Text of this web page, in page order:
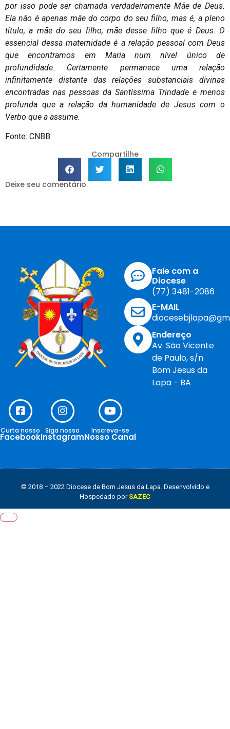
por isso pode ser chamada verdadeiramente Mãe de Deus.
Ela não é apenas mãe do corpo do seu filho, mas é, a pleno
título, a mãe do seu filho, mãe desse filho que é Deus. O
essencial dessa maternidade é a relação pessoal com Deus
que encontramos em Maria num nível único de
profundidade. Certamente permanece uma relação
infinitamente distante das relações substanciais divinas
encontradas nas pessoas da Santíssima Trindade e menos
profunda que a relação da humanidade de Jesus com o
Verbo que a assume.
Fonte: CNBB
Compartilhe
Deixe seu comentário
Fale com a
Diocese
(77) 3481-2086
E-MAIL
Endereço
Av. São Vicente
de Paulo, s/n
Bom Jesus da
Lapa - BA
Curta nosso
Facebook
Siga nosso
Instagram
Inscreva-se
Nosso Canal
© 2018 – 2022 Diocese de Bom Jesus da Lapa. Desenvolvido e
Hospedado por SAZEC